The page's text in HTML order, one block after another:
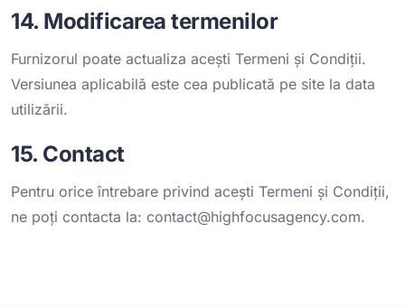
14. Modificarea termenilor
Furnizorul poate actualiza acești Termeni și Condiții.
Versiunea aplicabilă este cea publicată pe site la data
utilizării.
15. Contact
Pentru orice întrebare privind acești Termeni și Condiții,
ne poți contacta la: contact@highfocusagency.com.